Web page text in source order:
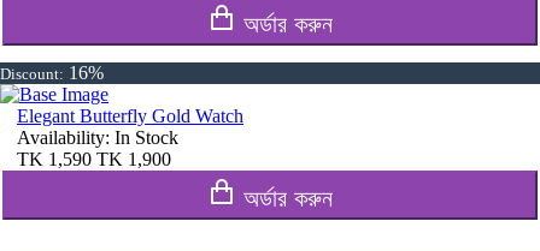
অর্ডার করুন
Discount: 16%
Elegant Butterfly Gold Watch
Availability: In Stock
TK 1,590 TK 1,900
অর্ডার করুন